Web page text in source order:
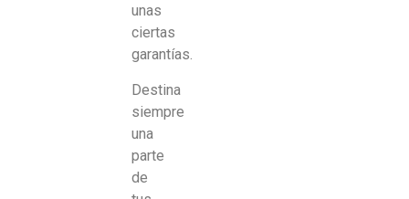
unas
ciertas
garantías.
Destina
siempre
una
parte
de